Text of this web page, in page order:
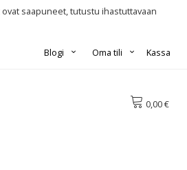
saapuneet, tutustu ihastuttavaan
Kassa
Oma tili
Blogi
0,00 €